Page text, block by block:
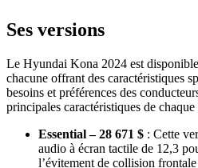
Ses versions
Le Hyundai Kona 2024 est
chacune offrant des caractéristiques
besoins et préférences des
principales caractéristiques de
Essential – 28 671 $ : Cette
audio à écran tactile de 12,3
l’évitement de collision